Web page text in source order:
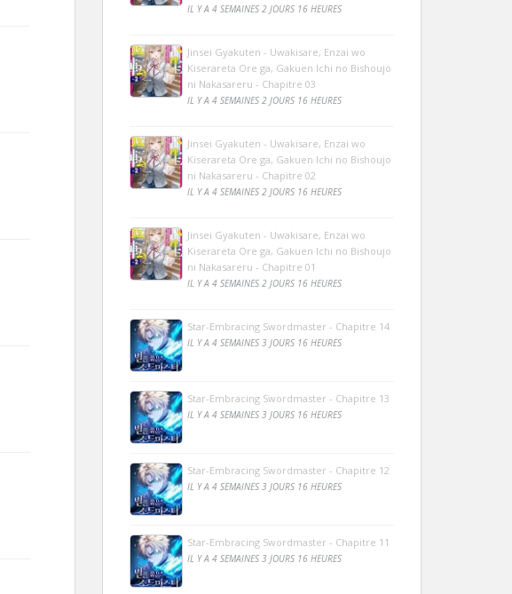
IL Y A 4 SEMAINES 2 JOURS 16 HEURES
Jinsei Gyakuten - Uwakisare, Enzai wo
Kiserareta Ore ga, Gakuen Ichi no Bishoujo
ni Nakasareru - Chapitre 03
IL Y A 4 SEMAINES 2 JOURS 16 HEURES
Jinsei Gyakuten - Uwakisare, Enzai wo
Kiserareta Ore ga, Gakuen Ichi no Bishoujo
ni Nakasareru - Chapitre 02
IL Y A 4 SEMAINES 2 JOURS 16 HEURES
Jinsei Gyakuten - Uwakisare, Enzai wo
Kiserareta Ore ga, Gakuen Ichi no Bishoujo
ni Nakasareru - Chapitre 01
IL Y A 4 SEMAINES 2 JOURS 16 HEURES
Star-Embracing Swordmaster - Chapitre 14
IL Y A 4 SEMAINES 3 JOURS 16 HEURES
Star-Embracing Swordmaster - Chapitre 13
IL Y A 4 SEMAINES 3 JOURS 16 HEURES
Star-Embracing Swordmaster - Chapitre 12
IL Y A 4 SEMAINES 3 JOURS 16 HEURES
Star-Embracing Swordmaster - Chapitre 11
IL Y A 4 SEMAINES 3 JOURS 16 HEURES